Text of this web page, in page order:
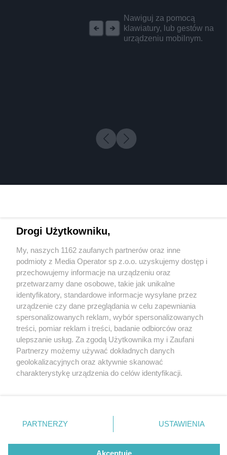
Nawiguj za pomocą
klawiatury, lub gestów na
urządzeniu mobilnym.
6 / 0
Wydawca mediów lokalnych
Nie zapomnij
zapoznać się z:
polityką prywatności regulamin korzystania z portali
Twojemiasto
Piekary Śląskie
Chorzów
Tarnowskie Góry
Gliwice
Skontakuj sięz nami
Kontakt
Wydawca
Redakcja
Drogi Użytkowniku,
My, naszych 1162 zaufanych partnerów oraz inne
podmioty z Media Operator sp z.o.o. uzyskujemy dostęp i
przechowujemy informacje na urządzeniu oraz
przetwarzamy dane osobowe, takie jak unikalne
identyfikatory, standardowe informacje wysyłane przez
urządzenie czy dane przeglądania w celu zapewniania
spersonalizowanych reklam, wybór spersonalizowanych
treści, pomiar reklam i treści, badanie odbiorców oraz
ulepszanie usług. Za zgodą Użytkownika my i Zaufani
Partnerzy możemy używać dokładnych danych
geolokalizacyjnych oraz aktywnie skanować
charakterystykę urządzenia do celów identyfikacji.
zmienić/wycofać klikając przycisk ustawień prywatności
znajdujący się w lewym dolnym rogu strony
rodzaje przetwarzania danych nie wymagają zgody
użytkownika, ale masz prawo sprzeciwić się takiemu
PARTNERZY USTAWIENIA
Akceptuję